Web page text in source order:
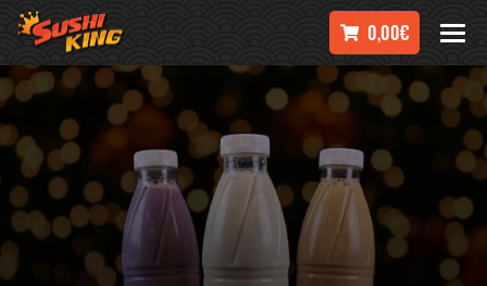
0,00€